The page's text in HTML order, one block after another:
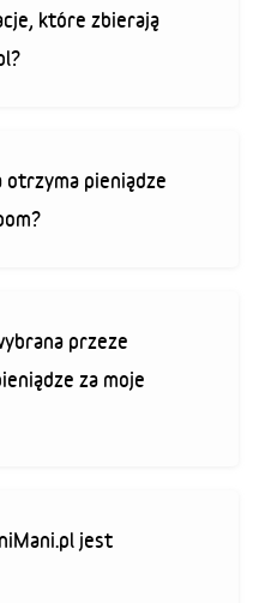
które zbierają
otrzyma pieniądze
przeze
za moje
jest